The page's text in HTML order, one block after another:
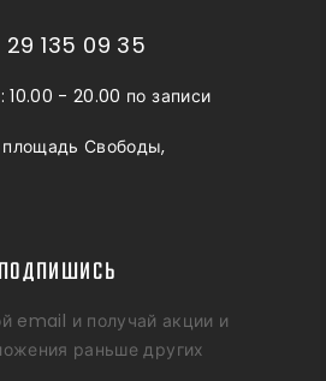
135 09 35
- 20.00 по записи
площадь Свободы,
ПОДПИШИСЬ
email и получай акции и
раньше других